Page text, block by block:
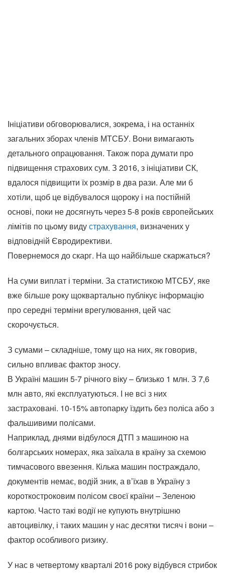
Ініціативи обговорювалися, зокрема, і на останніх
загальних зборах членів МТСБУ. Вони вимагають
детального опрацювання. Також пора думати про
підвищення страхових сум. З 2016, з ініціативи СК,
вдалося підвищити їх розмір в два рази. Але ми б
хотіли, щоб це відбувалося щороку і на постійній
основі, поки не досягнуть через 5-8 років європейських
лімітів по цьому видустрахування, визначених у
відповідній Євродирективи.
Повернемося до скарг. На що найбільше скаржаться?
На суми виплат і терміни. За статистикою МТСБУ, яке
вже більше року щоквартально публікує інформацію
про середні терміни врегулювання, цей час
скорочується.
З сумами – складніше, тому що на них, як говорив,
сильно впливає фактор зносу.
В Україні машин 5-7 річного віку – близько 1 млн. З 7,6
млн авто, які експлуатуються. І не всі з них
застраховані. 10-15% автопарку їздить без поліса або з
фальшивими полісами.
Наприклад, днями відбулося ДТП з машиною на
болгарських номерах, яка заїхала в країну за схемою
тимчасового ввезення. Кілька машин постраждало,
документів немає, водій зник, а в’їхав в Україну з
короткостроковим полісом своєї країни – Зеленою
картою. Часто такі водії не купують внутрішню
автоцивілку, і таких машин у нас десятки тисяч і вони –
фактор особливого ризику.
У нас в четвертому кварталі 2016 року відбувся стрибок